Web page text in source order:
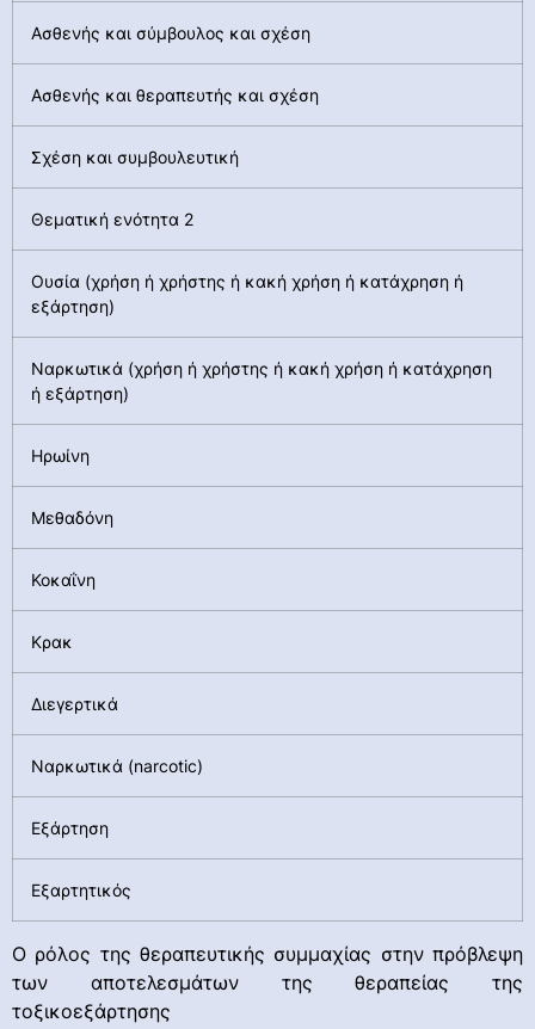
Ασθενής και σύμβουλος και σχέση
Ασθενής και θεραπευτής και σχέση
Σχέση και συμβουλευτική
Θεματική ενότητα 2
Ουσία (χρήση ή χρήστης ή κακή χρήση ή κατάχρηση ή
εξάρτηση)
Ναρκωτικά (χρήση ή χρήστης ή κακή χρήση ή κατάχρηση
ή εξάρτηση)
Ηρωίνη
Μεθαδόνη
Κοκαΐνη
Κρακ
Διεγερτικά
Ναρκωτικά (narcotic)
Εξάρτηση
Εξαρτητικός
Ο ρόλος της θεραπευτικής συμμαχίας στην πρόβλεψη
των αποτελεσμάτων της θεραπείας της
τοξικοεξάρτησης